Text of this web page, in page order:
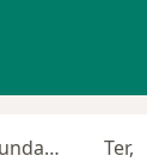
Segunda-feira Ter,